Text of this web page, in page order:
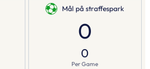
Mål på straffespark
0
0
Per Game